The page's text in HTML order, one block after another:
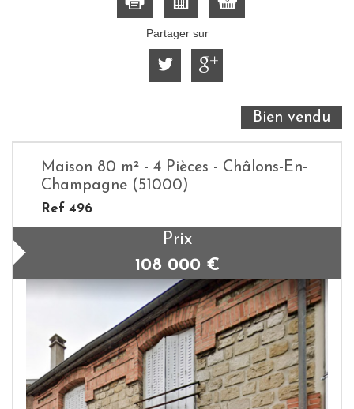
Partager sur
Bien vendu
Maison 80 m² - 4 Pièces - Châlons-En-
Champagne (51000)
Ref 496
Prix
108 000 €